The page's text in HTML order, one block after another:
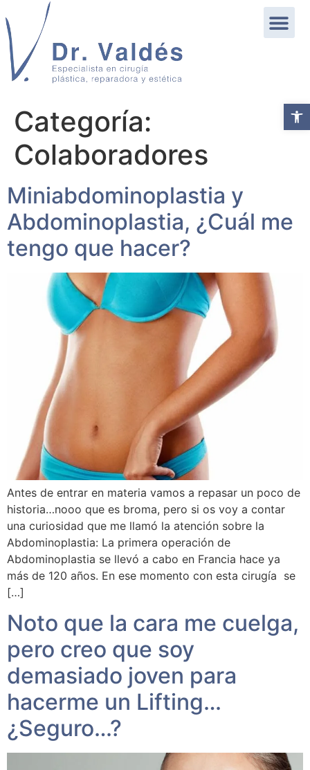
Categoría:
Colaboradores
Miniabdominoplastia y
Abdominoplastia, ¿Cuál me
tengo que hacer?
Antes de entrar en materia vamos a repasar un poco de
historia…nooo que es broma, pero si os voy a contar
una curiosidad que me llamó la atención sobre la
Abdominoplastia: La primera operación de
Abdominoplastia se llevó a cabo en Francia hace ya
más de 120 años. En ese momento con esta cirugía se
[…]
Noto que la cara me cuelga,
pero creo que soy
demasiado joven para
hacerme un Lifting…
¿Seguro…?
Abrir